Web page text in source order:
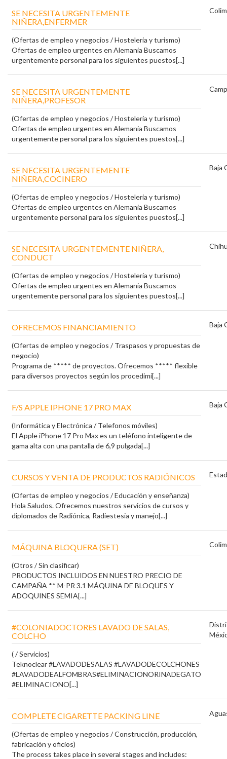
SE NECESITA URGENTEMENTE
NIÑERA,ENFERMER
(Ofertas de empleo y negocios / Hosteleria y turismo)
Ofertas de empleo urgentes en Alemania Buscamos
urgentemente personal para los siguientes puestos[...]
SE NECESITA URGENTEMENTE
NIÑERA,PROFESOR
(Ofertas de empleo y negocios / Hosteleria y turismo)
Ofertas de empleo urgentes en Alemania Buscamos
urgentemente personal para los siguientes puestos[...]
SE NECESITA URGENTEMENTE
NIÑERA,COCINERO
(Ofertas de empleo y negocios / Hosteleria y turismo)
Ofertas de empleo urgentes en Alemania Buscamos
urgentemente personal para los siguientes puestos[...]
Baja
SE NECESITA URGENTEMENTE NIÑERA,
CONDUCT
(Ofertas de empleo y negocios / Hosteleria y turismo)
Ofertas de empleo urgentes en Alemania Buscamos
urgentemente personal para los siguientes puestos[...]
OFRECEMOS FINANCIAMIENTO
(Ofertas de empleo y negocios / Traspasos y propuestas de
negocio)
Programa de ***** de proyectos. Ofrecemos ***** flexible
para diversos proyectos según los procedimi[...]
Baja
F/S APPLE IPHONE 17 PRO MAX
(Informática y Electrónica / Telefonos móviles)
El Apple iPhone 17 Pro Max es un teléfono inteligente de
gama alta con una pantalla de 6,9 ​​pulgada[...]
Baja
CURSOS Y VENTA DE PRODUCTOS RADIÓNICOS
(Ofertas de empleo y negocios / Educación y enseñanza)
Hola Saludos. Ofrecemos nuestros servicios de cursos y
diplomados de Radiónica, Radiestesia y manejo[...]
MÁQUINA BLOQUERA (SET)
(Otros / Sin clasificar)
PRODUCTOS INCLUIDOS EN NUESTRO PRECIO DE
CAMPAÑA ** M-PR 3.1 MÁQUINA DE BLOQUES Y
ADOQUINES SEMIA[...]
#COLONIADOCTORES LAVADO DE SALAS,
COLCHO
( / Servicios)
Teknoclear #LAVADODESALAS #LAVADODECOLCHONES
#LAVADODEALFOMBRAS#ELIMINACIONORINADEGATO
#ELIMINACIONO[...]
COMPLETE CIGARETTE PACKING LINE
(Ofertas de empleo y negocios / Construcción, producción,
fabricación y oficios)
The process takes place in several stages and includes: